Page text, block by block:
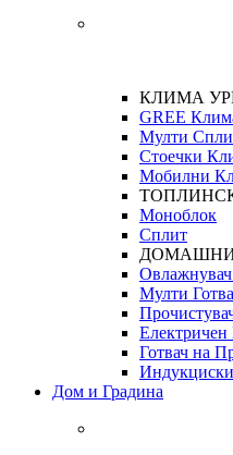
КЛИМА
GREE
Мулти
Стоечки
Мобилни
Моноблок
Сплит
ДОМАШНИ
Мулти
Електричен
Готвач на
Дом и Градина